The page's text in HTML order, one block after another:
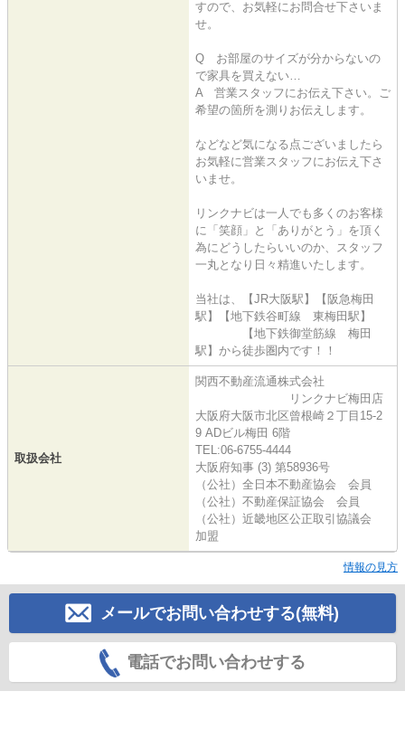
すので、お気軽にお問合せ下さいま
せ。
Q お部屋のサイズが分からないの
で家具を買えない…
A 営業スタッフにお伝え下さい。ご
希望の箇所を測りお伝えします。
などなど気になる点ございましたら
お気軽に営業スタッフにお伝え下さ
いませ。
リンクナビは一人でも多くのお客様
に「笑顔」と「ありがとう」を頂く
為にどうしたらいいのか、スタッフ
一丸となり日々精進いたします。
当社は、【JR大阪駅】【阪急梅田
駅】【地下鉄谷町線 東梅田駅】
【地下鉄御堂筋線 梅田
駅】から徒歩圏内です！！
取扱会社
関西不動産流通株式会社
リンクナビ梅田店
大阪府大阪市北区曾根崎２丁目15-2
9 ADビル梅田 6階
TEL:06-6755-4444
大阪府知事 (3) 第58936号
（公社）全日本不動産協会 会員
（公社）不動産保証協会 会員
（公社）近畿地区公正取引協議会
加盟
情報の見方
メールでお問い合わせする(無料)
電話でお問い合わせする